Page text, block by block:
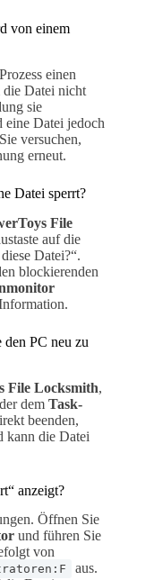
von einem
einen
Datei nicht
sie
eine Datei jedoch
versuchen,
erneut.
Datei sperrt?
File
auf die
Datei?“.
blockierenden
den PC neu zu
File Locksmith,
dem Task-
beenden,
kann die Datei
anzeigt?
Öffnen Sie
und führen Sie
von
aus.